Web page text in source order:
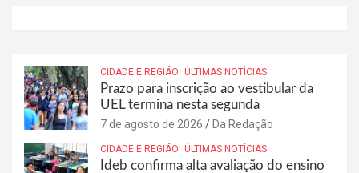
CIDADE E REGIÃO ÚLTIMAS NOTÍCIAS
Prazo para inscrição ao vestibular da
UEL termina nesta segunda
7 de agosto de 2026 Da Redação
CIDADE E REGIÃO ÚLTIMAS NOTÍCIAS
Ideb confirma alta avaliação do ensino